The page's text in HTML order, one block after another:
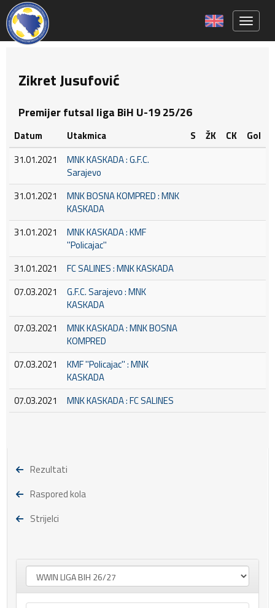
Zikret Jusufović
Premijer futsal liga BiH U-19 25/26
Datum Utakmica S ŽK CK
Gol
31.01.2021
MNK KASKADA : G.F.C.
Sarajevo
31.01.2021
MNK BOSNA KOMPRED : MNK
KASKADA
31.01.2021
MNK KASKADA : KMF
''Policajac''
31.01.2021
FC SALINES : MNK KASKADA
07.03.2021
G.F.C. Sarajevo : MNK
KASKADA
07.03.2021
MNK KASKADA : MNK BOSNA
KOMPRED
07.03.2021
KMF ''Policajac'' : MNK
KASKADA
07.03.2021
MNK KASKADA : FC SALINES
Rezultati
Raspored kola
Strijelci